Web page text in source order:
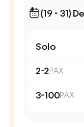
(19 - 31)
Solo
2-2PAX
3-100PAX